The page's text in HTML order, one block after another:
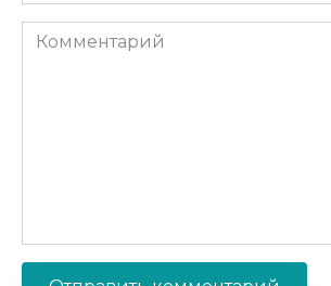
Комментарий